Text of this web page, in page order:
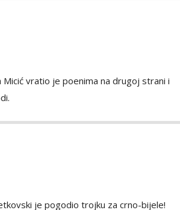
Micić vratio je poenima na drugoj strani i
je pogodio trojku za crno-bijele!